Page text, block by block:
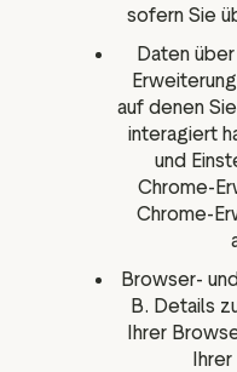
sofern Sie
Daten
auf denen
interagiert
und
Chrome-
Chrome-
Browser-
B. Details
Ihrer